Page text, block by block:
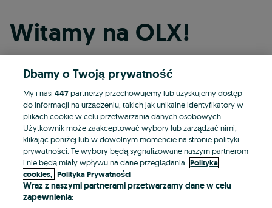
Witamy na OLX!
Kontynuuj przez Facebooka
Kontynuuj przez konto Apple
Kontynuuj przez konto Google
LUB
Dbamy o Twoją prywatność
My i nasi447partnerzy przechowujemy lub uzyskujemy dostęp
do informacji na urządzeniu, takich jak unikalne identyfikatory w
plikach cookie w celu przetwarzania danych osobowych.
Użytkownik może zaakceptować wybory lub zarządzać nimi,
klikając poniżej lub w dowolnym momencie na stronie polityki
prywatności. Te wybory będą sygnalizowane naszym partnerom
i nie będą miały wpływu na dane przeglądania. Polityka
cookies, Polityka Prywatności
Wraz z naszymi partnerami przetwarzamy dane w celu
zapewnienia: